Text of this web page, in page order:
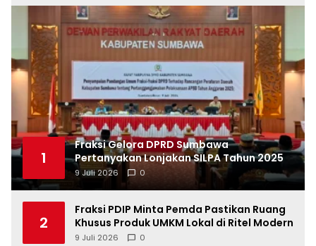
1
Fraksi Gelora DPRD Sumbawa
Pertanyakan Lonjakan SILPA Tahun 2025
9 Juli 2026 0
2
Fraksi PDIP Minta Pemda Pastikan Ruang
Khusus Produk UMKM Lokal di Ritel Modern
9 Juli 2026 0